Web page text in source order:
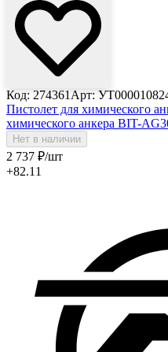
Код: 274361 Арт:
Пистолет для химического
химического анкера BIT-
Нет в наличии
2 737 ₽/шт
+82.11